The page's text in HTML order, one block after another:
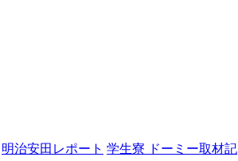
明治安田レポート 学生寮 ドーミー取材記